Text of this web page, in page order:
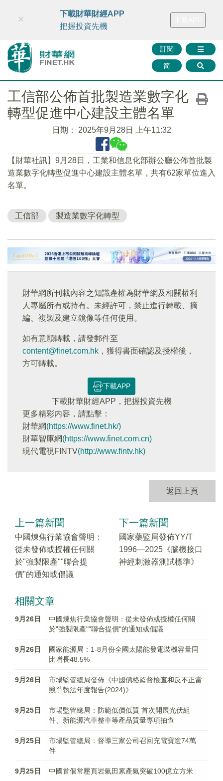
財華智庫網 FINTV FINMETA 財華證券 媒體矩陣
訂閱
简
×
下載財華財經APP
把握投資先機
工信部公佈首批製造業數字化
轉型促進中心建設主體名單
日期： 2025年9月28日 上午11:32
【財華社訊】9月28日，工業和信息化部辦公廳公佈首批製
造業數字化轉型促進中心建設主體名單，共有62家單位進入
名單。
工信部 製造業數字化轉型
財華網所刊載內容之知識產權為財華網及相關權利
人專屬所有或持有。未經許可，禁止進行轉載、摘
編、複製及建立鏡像等任何使用。
如有意願轉載，請發郵件至
content@finet.com.hk ，獲得書面確認及授權後，
方可轉載。
下載APP
下載財華財經APP，把握投資先機
更多精彩内容，請點擊：
財華網(https://www.finet.hk/)
財華智庫網(https://www.finet.com.cn)
現代電視FINTV(http://www.fintv.hk)
返回上頁
上一篇新聞
中國煉焦行業協會聲明：
從未發佈或授權任何關
於"強製限產""聯合提
價"的通知或倡議
下一篇新聞
國家藥監局發佈YY/T
1996—2025《腦機接口
神經刺激器測試標準》
相關文章
9月26日
中國煉焦行業協會聲明：從未發佈或授權任何關
於"強製限產""聯合提價"的通知或倡議
9月26日
國家能源局：1-8月份全國太陽能發電裝機容量同
比增長48.5%
9月26日
市場監管總局發佈《中國價格監督檢查和反不正當
競爭執法年度報告(2024)》
9月25日
市場監管總局：防範低價低質 首次開展光伏組
件、新能源汽車整車等產品質量專項抽查
9月25日
市場監管總局：督導三家公司召回充電寶逾74萬
件
9月25日 中國首個常壓頁岩氣田累產氣突破100億立方米